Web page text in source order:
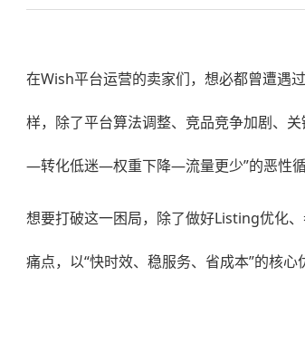
在Wish平台运营的卖家们，想必都曾遭遇
样，除了平台算法调整、竞品竞争加剧、
—转化低迷—权重下降—流量更少”的恶性循
想要打破这一困局，除了做好Listing优化
痛点，以“快时效、稳服务、省成本”的核